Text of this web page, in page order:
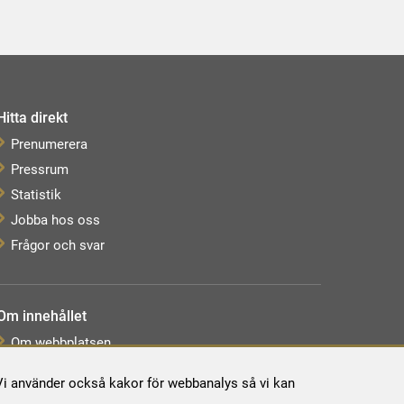
också kakor för webbanalys så vi kan
Hitta direkt
Prenumerera
Pressrum
Statistik
Jobba hos oss
Frågor och svar
innehållet
Om webbplatsen
Tillgänglighetsredogörelse